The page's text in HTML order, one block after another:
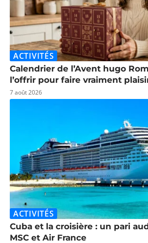
ACTIVITÉS
Calendrier de l’Avent hugo
l’offrir pour faire vraiment
7 août 2026
ACTIVITÉS
Cuba et la croisière : un pari
MSC et Air France